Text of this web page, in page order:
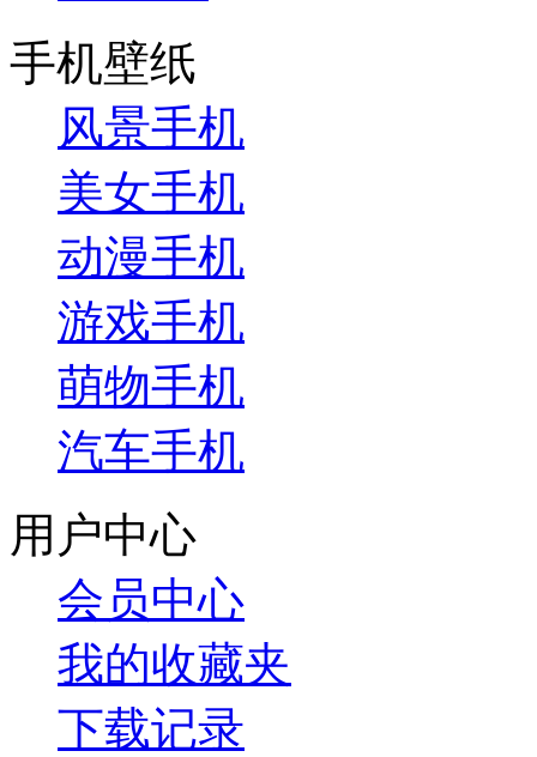
手机壁纸
风景手机
美女手机
动漫手机
游戏手机
萌物手机
汽车手机
用户中心
会员中心
我的收藏夹
下载记录